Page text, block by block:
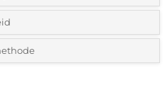
van het logo: